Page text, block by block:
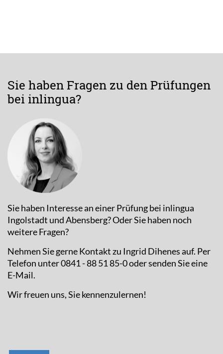
Sie haben Fragen zu den Prüfungen
bei inlingua?
Sie haben Interesse an einer Prüfung bei inlingua
Ingolstadt und Abensberg? Oder Sie haben noch
weitere Fragen?
Nehmen Sie gerne Kontakt zu Ingrid Dihenes auf. Per
Telefon unter 0841 - 88 51 85-0 oder senden Sie eine
E-Mail.
Wir freuen uns, Sie kennenzulernen!